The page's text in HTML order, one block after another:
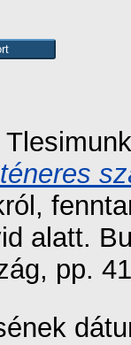
alatt.
pp.